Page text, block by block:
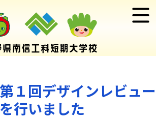
１回デザインレビュー
を行いました